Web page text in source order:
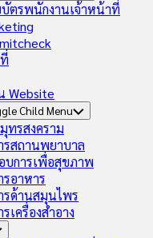
ตรพนักงานเจ้าหน้าที่
Website
Child Menu
ทรสงคราม
รสถานพยาบาล
บการเพื่อสุขภาพ
อาหาร
รด้านสมุนไพร
เครื่องสำอาง